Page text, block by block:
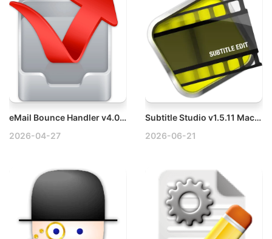
eMail Bounce Handler v4.0.6 Mac电子邮件退信处理程序破解版
2026-04-27
Subtitle Studio v1.5.11 Mac视频字幕制作工具破解版
2026-06-21